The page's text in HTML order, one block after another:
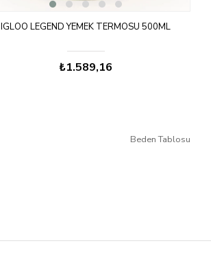
IGLOO LEGEND YEMEK TERMOSU 500ML
₺1.589,16
Beden Tablosu